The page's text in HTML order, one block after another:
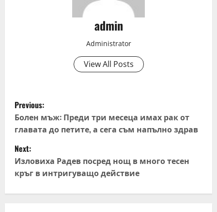
admin
Administrator
View All Posts
P
o
s
t
n
Previous:
Болен мъж: Преди три месеца имах рак от
главата до петите, а сега съм напълно здрав
Next:
Изловиха Радев посред нощ в много тесен
кръг в интригуващо действие